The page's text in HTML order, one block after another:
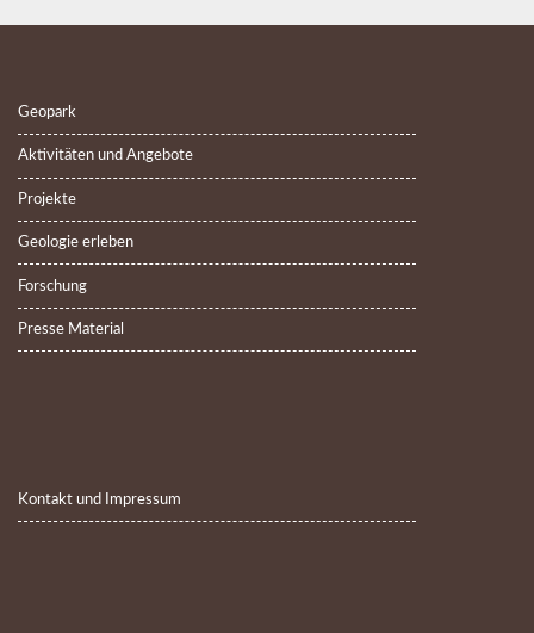
Geopark
Aktivitäten und Angebote
Projekte
Geologie erleben
Forschung
Presse Material
Kontakt und Impressum